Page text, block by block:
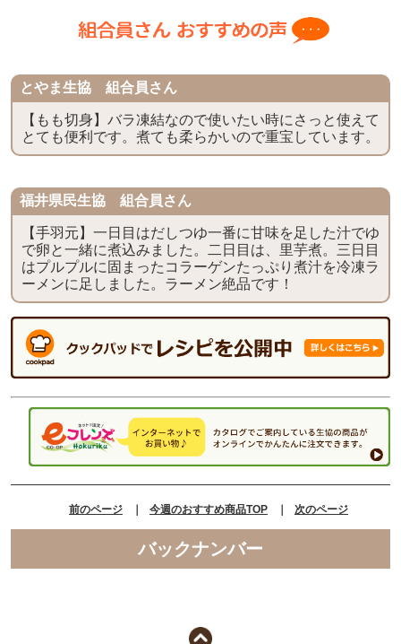
とやま生協 組合員さん
【もも切身】バラ凍結なので使いたい時にさっと使えて
とても便利です。煮ても柔らかいので重宝しています。
福井県民生協 組合員さん
【手羽元】一日目はだしつゆ一番に甘味を足した汁でゆ
で卵と一緒に煮込みました。二日目は、里芋煮。三日目
はプルプルに固まったコラーゲンたっぷり煮汁を冷凍ラ
ーメンに足しました。ラーメン絶品です！
前のページ ｜ 今週のおすすめ商品TOP ｜ 次のページ
バックナンバー